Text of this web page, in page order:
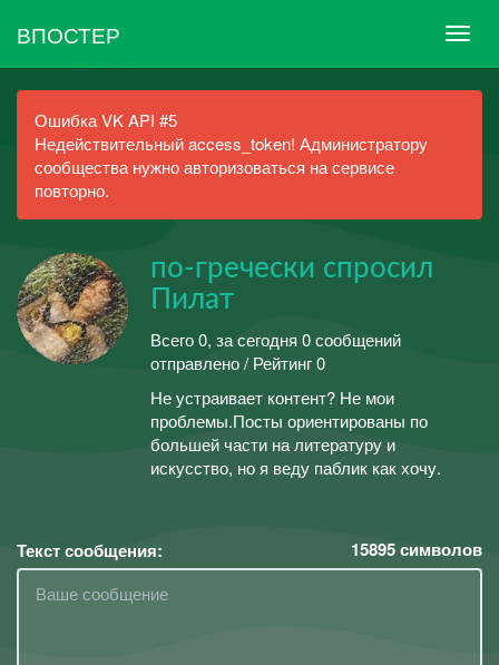
ВПОСТЕР
Ошибка VK API #5
Недействительный access_token! Администратору
сообщества нужно авторизоваться на сервисе
повторно.
по-гречески спросил
Пилат
Всего 0, за сегодня 0 сообщений
отправлено / Рейтинг 0
Не устраивает контент? Не мои
проблемы.Посты ориентированы по
большей части на литературу и
искусство, но я веду паблик как хочу.
Текст сообщения: 15895символов